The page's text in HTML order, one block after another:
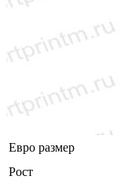
Евро размер
Рост